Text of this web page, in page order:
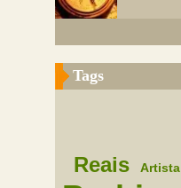
Tags
Reais Artista